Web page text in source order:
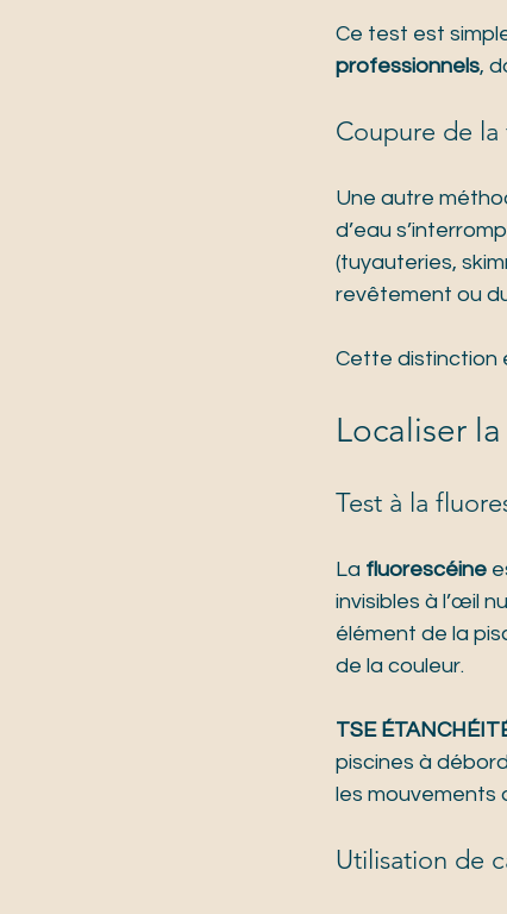
Ce test est
professionnels,
Coupure de
Une autre
d’eau
(tuyauteries,
revêtement ou
Cette distinction
Localiser
Test à la
La fluorescéine
invisibles à l’œil
élément de la
de la couleur.
TSE
piscines à
les mouvements
Utilisation de